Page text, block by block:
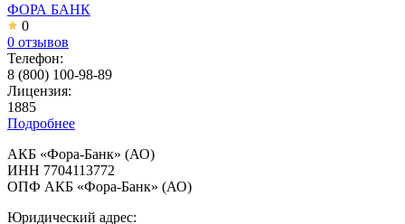
ФОРА БАНК
0
0 отзывов
Телефон:
8 (800) 100-98-89
Лицензия:
1885
Подробнее
АКБ «Фора-Банк» (АО)
ИНН 7704113772
ОПФ АКБ «Фора-Банк» (АО)
Юридический адрес: